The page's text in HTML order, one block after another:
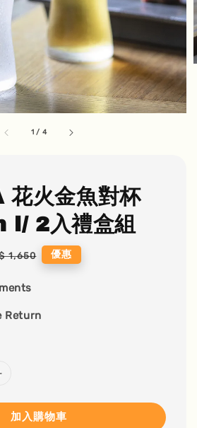
1 / 4
火金魚對杯
l/ 2入禮盒組
1,650 優惠
Return
加入購物車